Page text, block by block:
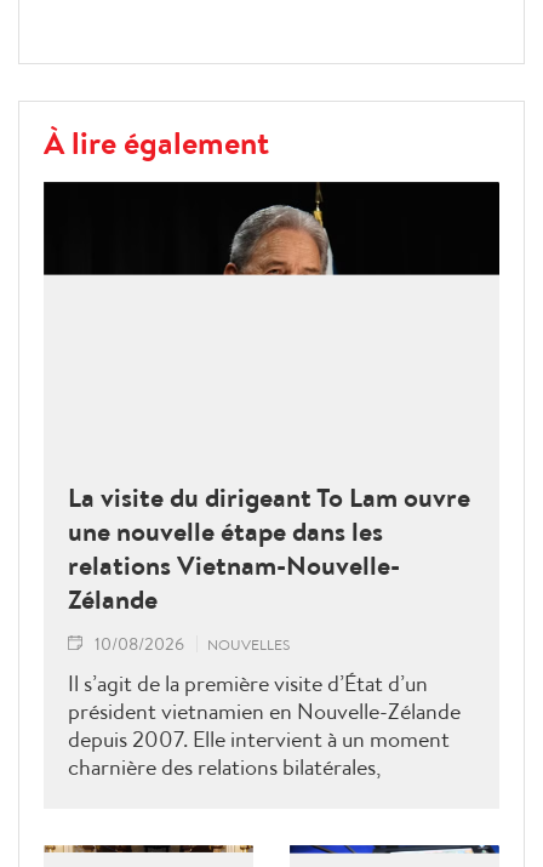
À lire également
La visite du dirigeant To Lam ouvre
une nouvelle étape dans les
relations Vietnam-Nouvelle-
Zélande
10/08/2026 NOUVELLES
Il s’agit de la première visite d’État d’un
président vietnamien en Nouvelle-Zélande
depuis 2007. Elle intervient à un moment
charnière des relations bilatérales,
la coopération au développement, de la